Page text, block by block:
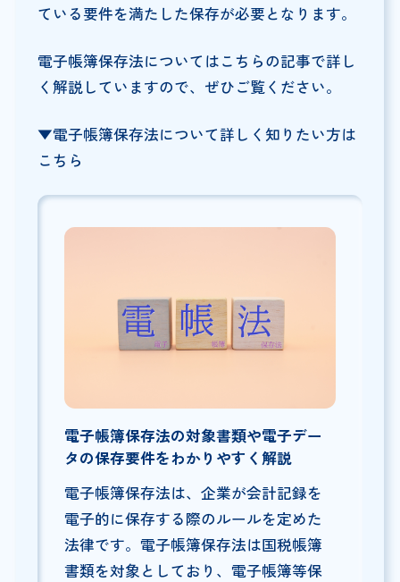
ている要件を満たした保存が必要となります。
電子帳簿保存法についてはこちらの記事で詳し
く解説していますので、ぜひご覧ください。
▼電子帳簿保存法について詳しく知りたい方は
こちら
電子帳簿保存法の対象書類や電子デー
タの保存要件をわかりやすく解説
電子帳簿保存法は、企業が会計記録を
電子的に保存する際のルールを定めた
法律です。電子帳簿保存法は国税帳簿
書類を対象としており、電子帳簿等保